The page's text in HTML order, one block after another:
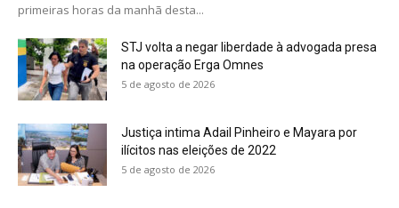
primeiras horas da manhã desta...
STJ volta a negar liberdade à advogada presa
na operação Erga Omnes
5 de agosto de 2026
Justiça intima Adail Pinheiro e Mayara por
ilícitos nas eleições de 2022
5 de agosto de 2026